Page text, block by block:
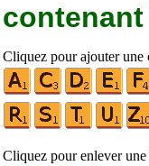
contenant
Cliquez pour ajouter une
Cliquez pour enlever une